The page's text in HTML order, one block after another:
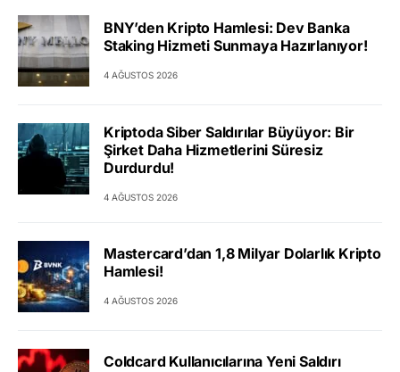
BNY’den Kripto Hamlesi: Dev Banka
Staking Hizmeti Sunmaya Hazırlanıyor!
4 AĞUSTOS 2026
Kriptoda Siber Saldırılar Büyüyor: Bir
Şirket Daha Hizmetlerini Süresiz
Durdurdu!
4 AĞUSTOS 2026
Mastercard’dan 1,8 Milyar Dolarlık Kripto
Hamlesi!
4 AĞUSTOS 2026
Coldcard Kullanıcılarına Yeni Saldırı